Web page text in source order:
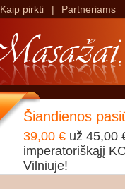
Kaip pirkti | Partneriams
Šiandienos
39,00 € už 45,00
imperatoriškąjį
Vilniuje!